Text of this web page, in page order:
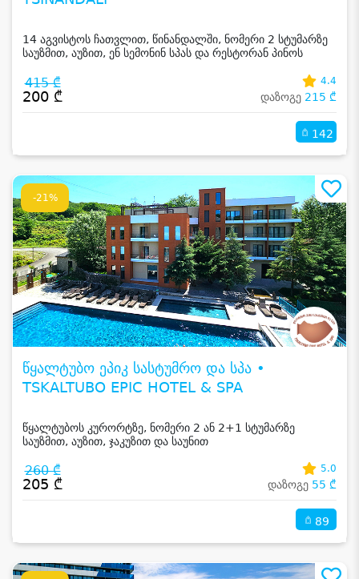
14 აგვისტოს ჩათვლით, წინანდალში, ნომერი 2 სტუმარზე
საუზმით, აუზით, ენ სემონინ სპას და რესტორან პინოს
415 ₾
200 ₾
4.4
დაზოგე 215 ₾
142
-21%
წყალტუბო ეპიკ სასტუმრო და სპა •
TSKALTUBO EPIC HOTEL & SPA
წყალტუბოს კურორტზე, ნომერი 2 ან 2+1 სტუმარზე
საუზმით, აუზით, ჯაკუზით და საუნით
260 ₾
205 ₾
5.0
დაზოგე 55 ₾
89